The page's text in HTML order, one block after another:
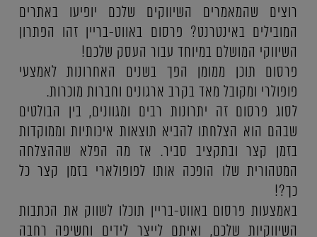
רוצים שהמאמרים השיווקים שלכם יופיעו באתרים
המובילים באינטרנט? פרסום באווט-בריין זהו הפתרון
השיווקי המושלם במיוחד עבור העסק שלכם!
פרסום תוכן ממומן הפך בשנים האחרונות לאמצעי
פופולרי ומקובל מאד בקרב ארגונים וחברות מוכרות.
לסוג פרסום זה יתרונות רבים ומגוונים, בין הבולטים
שבהם הוא הצלחתו להביא תוצאות איכותיות וממוקדות
בזמן קצר ובתקציב סביר. אז מה הפלא שההצלחה
המטהורית שלו הופכה אותו לפופולארי בזמן קצר כל
כך?!
באמצעות פרסום באווט-בריין תוכלו לשווק את הכתבות
השיווקיות שלכם, ואיתם לייצר לידים וחשיפה רחבה